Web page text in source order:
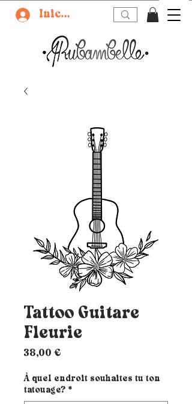
Iniciar sesión
Tattoo Guitare
Fleurie
38,00 €
À quel endroit souhaites tu ton
tatouage? *